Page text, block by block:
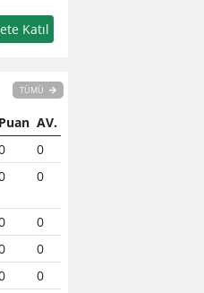
TÜMÜ
Puan AV.
0
0
0
0
0